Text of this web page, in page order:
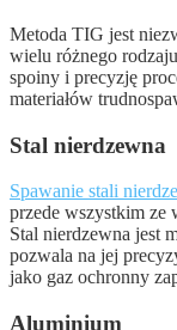
Metoda TIG jest
wielu różnego
spoiny i precyzję
materiałów
Stal nierdzewna
Spawanie stali
przede wszystkim ze
Stal nierdzewna jest
pozwala na jej
jako gaz ochronny
Aluminium